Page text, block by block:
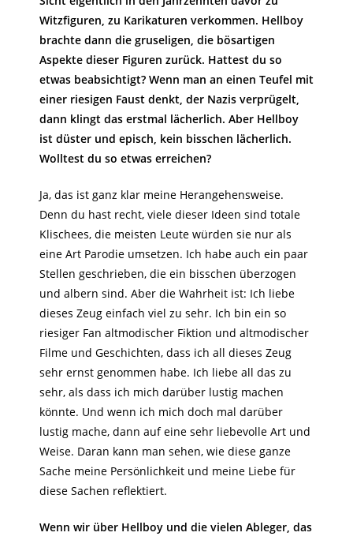
Witzfiguren, zu Karikaturen verkommen. Hellboy
brachte dann die gruseligen, die bösartigen
Aspekte dieser Figuren zurück. Hattest du so
etwas beabsichtigt? Wenn man an einen Teufel mit
einer riesigen Faust denkt, der Nazis verprügelt,
dann klingt das erstmal lächerlich. Aber Hellboy
ist düster und episch, kein bisschen lächerlich.
Wolltest du so etwas erreichen?
Ja, das ist ganz klar meine Herangehensweise.
Denn du hast recht, viele dieser Ideen sind totale
Klischees, die meisten Leute würden sie nur als
eine Art Parodie umsetzen. Ich habe auch ein paar
Stellen geschrieben, die ein bisschen überzogen
und albern sind. Aber die Wahrheit ist: Ich liebe
dieses Zeug einfach viel zu sehr. Ich bin ein so
riesiger Fan altmodischer Fiktion und altmodischer
Filme und Geschichten, dass ich all dieses Zeug
sehr ernst genommen habe. Ich liebe all das zu
sehr, als dass ich mich darüber lustig machen
könnte. Und wenn ich mich doch mal darüber
lustig mache, dann auf eine sehr liebevolle Art und
Weise. Daran kann man sehen, wie diese ganze
Sache meine Persönlichkeit und meine Liebe für
diese Sachen reflektiert.
Wenn wir über Hellboy und die vielen Ableger, das